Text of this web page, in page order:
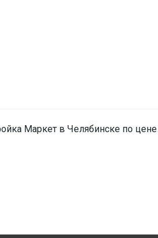
Маркет в Челябинске по цене